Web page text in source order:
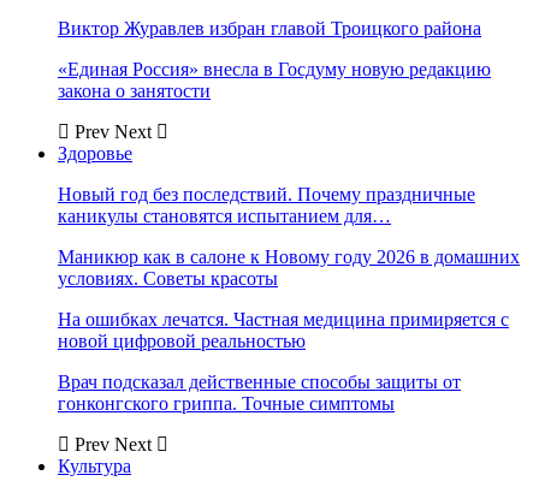
Виктор Журавлев избран главой Троицкого района
«Единая Россия» внесла в Госдуму новую редакцию
закона о занятости
Prev Next
Здоровье
Новый год без последствий. Почему праздничные
каникулы становятся испытанием для…
Маникюр как в салоне к Новому году 2026 в домашних
условиях. Советы красоты
На ошибках лечатся. Частная медицина примиряется с
новой цифровой реальностью
Врач подсказал действенные способы защиты от
гонконгского гриппа. Точные симптомы
Prev Next
Культура